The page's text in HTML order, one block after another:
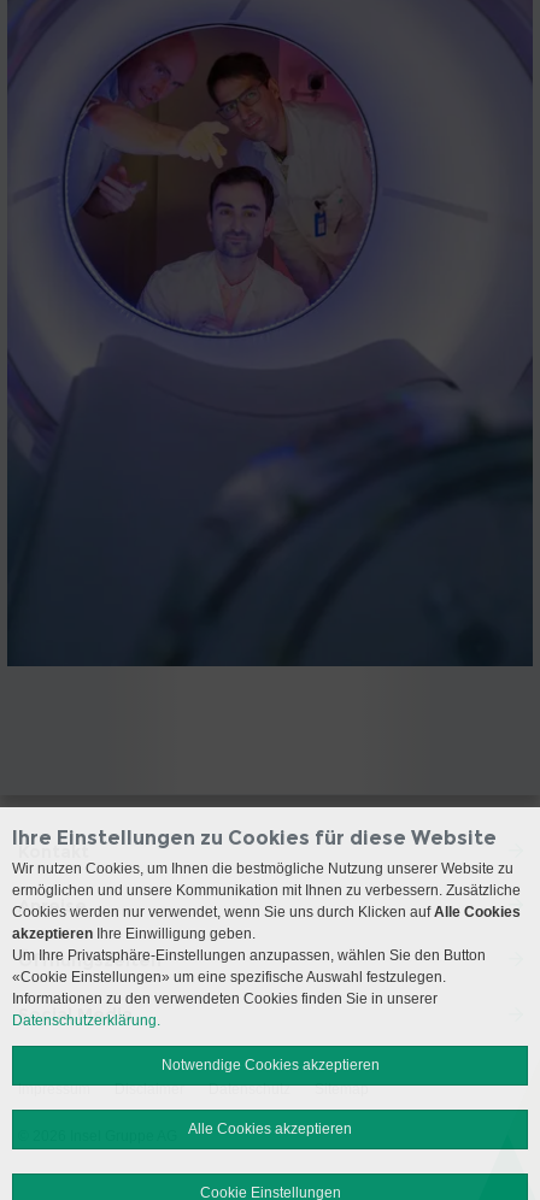
Anreise
Öffnungszeiten
Social Media
Impressum Disclaimer Datenschutz Sitemap
Ihre Einstellungen zu Cookies für diese Website
Wir nutzen Cookies, um Ihnen die bestmögliche Nutzung unserer Website zu
ermöglichen und unsere Kommunikation mit Ihnen zu verbessern. Zusätzliche
Cookies werden nur verwendet, wenn Sie uns durch Klicken aufAlle Cookies
akzeptieren Ihre Einwilligung geben.
Um Ihre Privatsphäre-Einstellungen anzupassen, wählen Sie den Button
«Cookie Einstellungen» um eine spezifische Auswahl festzulegen.
Informationen zu den verwendeten Cookies finden Sie in unserer
Datenschutzerklärung.
Notwendige Cookies akzeptieren
Alle Cookies akzeptieren
Cookie Einstellungen